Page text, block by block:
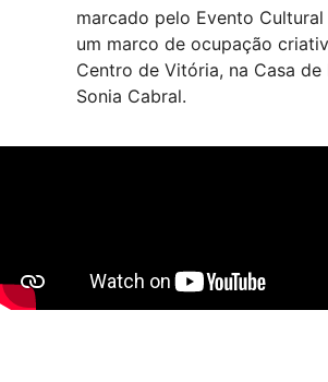
marcado pelo Evento Cultural
um marco de ocupação
Centro de Vitória, na Casa de
Sonia Cabral.